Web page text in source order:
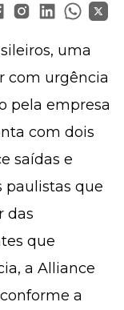
uma
com urgência
pela empresa
com dois
saídas e
paulistas que
das
que
a Alliance
a